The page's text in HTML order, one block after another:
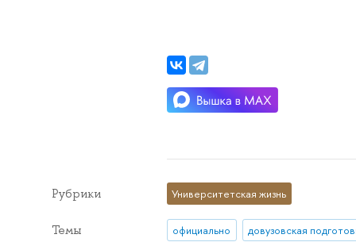
Рубрики Университетская жизнь
Темы официально довузовская